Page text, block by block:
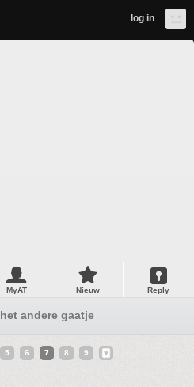
log in
MyAT Nieuw Reply
andere gaatje
5 6 7 8 9